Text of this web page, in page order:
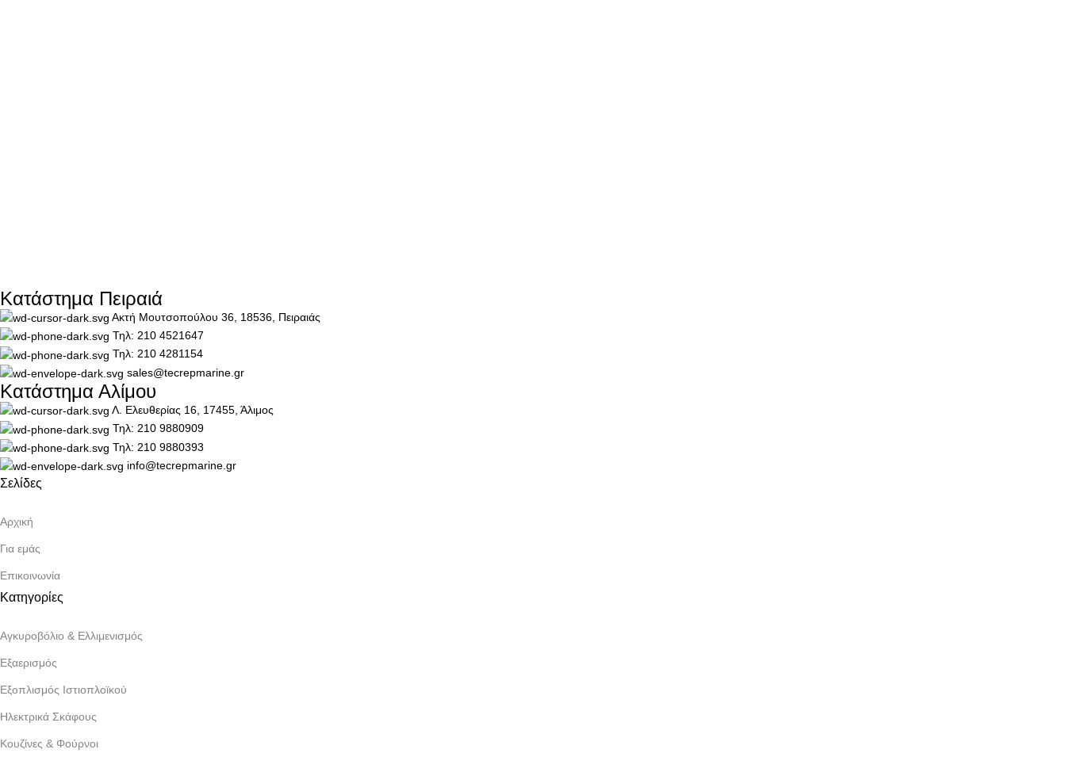
Κατάστημα Πειραιά
Ακτή Μουτσοπούλου 36, 18536, Πειραιάς
Τηλ: 210 4521647
Τηλ: 210 4281154
sales@tecrepmarine.gr
Κατάστημα Αλίμου
Λ. Ελευθερίας 16, 17455, Άλιμος
Τηλ: 210 9880909
Τηλ: 210 9880393
info@tecrepmarine.gr
Σελίδες
Αρχική
Για εμάς
Επικοινωνία
Κατηγορίες
Αγκυροβόλιο & Ελλιμενισμός
Εξαερισμός
Εξοπλισμός Ιστιοπλοϊκού
Ηλεκτρικά Σκάφους
Κουζίνες & Φούρνοι